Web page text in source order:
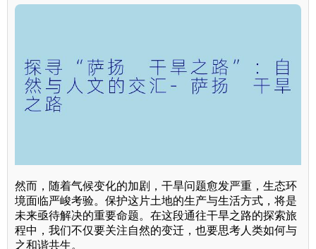
然而，随着气候变化的加剧，干旱问题愈发严重，生态环
境面临严峻考验。保护这片土地的生产与生活方式，将是
未来亟待解决的重要命题。在这段通往干旱之路的探索旅
程中，我们不仅要关注自然的变迁，也要思考人类如何与
之和谐共生。